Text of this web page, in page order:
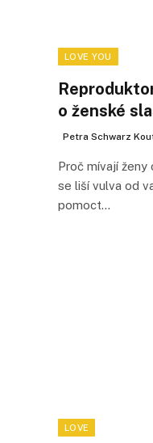
LOVE YOU
o ženské
Petra Schwarz
Proč mívají ženy
se liší vulva od
pomoct…
LOVE